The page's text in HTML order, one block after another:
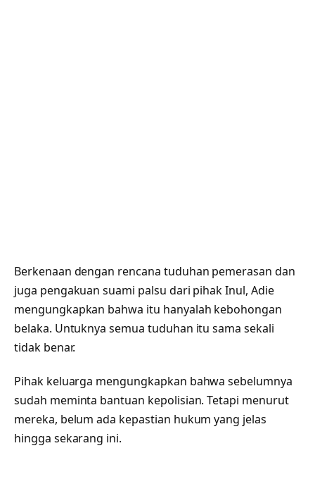
Berkenaan dengan rencana tuduhan pemerasan dan
juga pengakuan suami palsu dari pihak Inul, Adie
mengungkapkan bahwa itu hanyalah kebohongan
belaka. Untuknya semua tuduhan itu sama sekali
tidak benar.
Pihak keluarga mengungkapkan bahwa sebelumnya
sudah meminta bantuan kepolisian. Tetapi menurut
mereka, belum ada kepastian hukum yang jelas
hingga sekarang ini.